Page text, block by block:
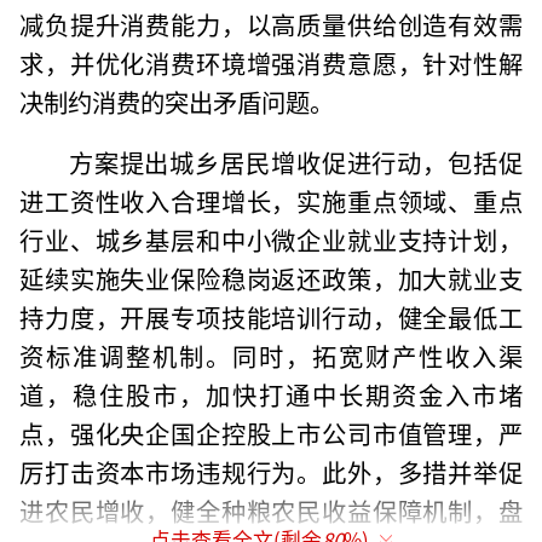
减负提升消费能力，以高质量供给创造有效需
求，并优化消费环境增强消费意愿，针对性解
决制约消费的突出矛盾问题。
方案提出城乡居民增收促进行动，包括促
进工资性收入合理增长，实施重点领域、重点
行业、城乡基层和中小微企业就业支持计划，
延续实施失业保险稳岗返还政策，加大就业支
持力度，开展专项技能培训行动，健全最低工
资标准调整机制。同时，拓宽财产性收入渠
道，稳住股市，加快打通中长期资金入市堵
点，强化央企国企控股上市公司市值管理，严
厉打击资本市场违规行为。此外，多措并举促
进农民增收，健全种粮农民收益保障机制，盘